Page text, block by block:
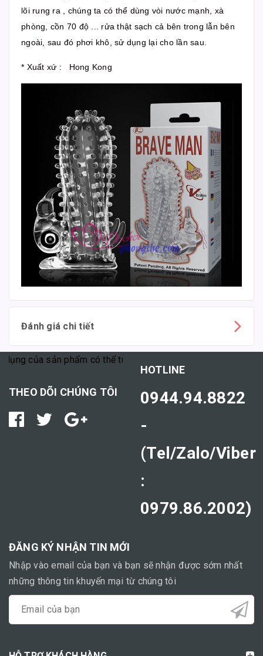
lõi rung ra , chúng ta có thể dùng vòi nước mạnh, xà
phòng, cồn 70 độ ... rửa thật sạch cả bên trong lẫn bên
ngoài, sau đó phơi khô, sử dụng lại cho lần sau.
* Xuất xứ : Hong Kong
Đánh giá chi tiết
của sản phẩm có thể tùy thuộc vào cơ địa mỗi người."
THEO DÕI CHÚNG TÔI
HOTLINE
0944.94.8822
-
(Tel/Zalo/Viber
:
0979.86.2002)
ĐĂNG KÝ NHẬN TIN MỚI
Nhập vào email của bạn và bạn sẽ nhận được sớm nhất
những thông tin khuyến mại từ chúng tôi